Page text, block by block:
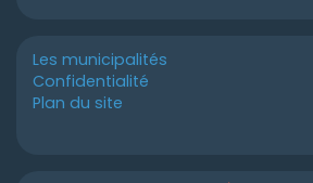
Les municipalités
Confidentialité
Plan du site